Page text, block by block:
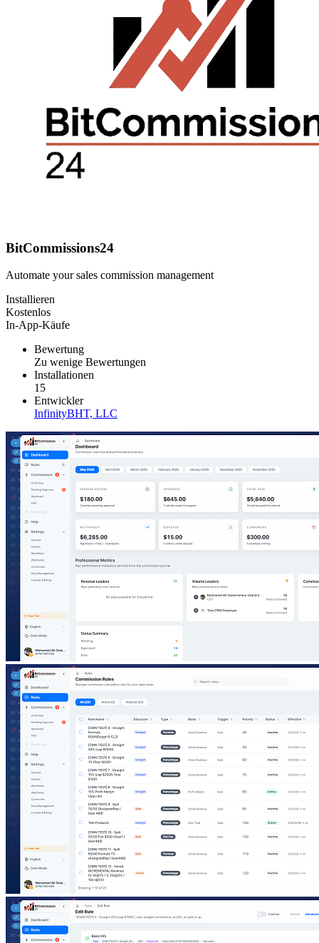
BitCommissions24
Automate your sales commission management
Installieren
Kostenlos
In-App-Käufe
Bewertung
Zu wenige Bewertungen
Installationen
15
Entwickler
InfinityBHT, LLC